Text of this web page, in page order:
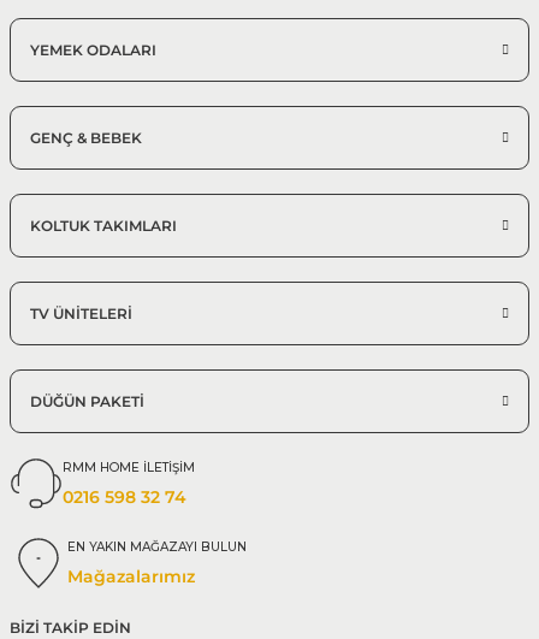
YEMEK ODALARI
GENÇ & BEBEK
KOLTUK TAKIMLARI
TV ÜNİTELERİ
DÜĞÜN PAKETİ
RMM HOME İLETİŞİM
0216 598 32 74
EN YAKIN MAĞAZAYI BULUN
Mağazalarımız
BİZİ TAKİP EDİN